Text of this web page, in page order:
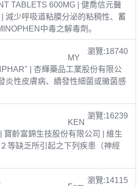
TABLETS 600MG | 健喬信元醫
減少呼吸道粘膜分泌的粘稠性、蓄
中毒之解毒劑。
瀏覽:18740
MY
| 杏輝藥品工業股份有限公
炎性皮膚病、續發性細菌或黴菌感
瀏覽:16239
KEN
寶齡富錦生技股份有限公司 | 維生
等缺乏所引起之下列疾患（神經
瀏覽:14115